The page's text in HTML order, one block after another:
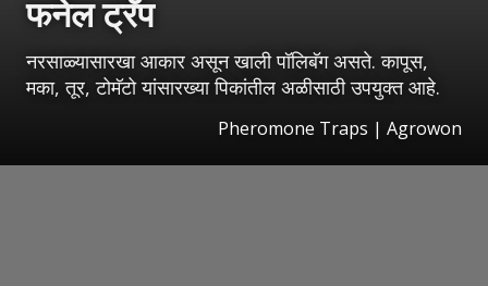
फनेल ट्रॅप
नरसाळ्यासारखा आकार असून खाली पॉलिबॅग असते. कापूस,
मका, तूर, टोमॅटो यांसारख्या पिकांतील अळीसाठी उपयुक्त आहे.
Pheromone Traps | Agrowon